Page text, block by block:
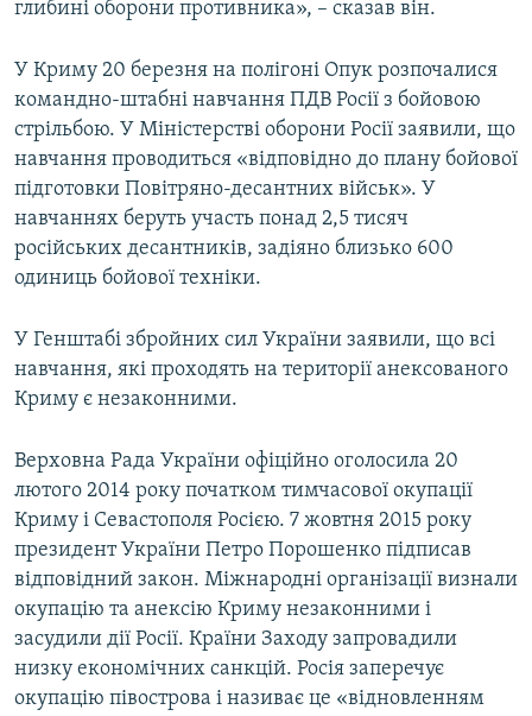
глибині оборони противника», – сказав він.
У Криму 20 березня на полігоні Опук розпочалися
командно-штабні навчання ПДВ Росії з бойовою
стрільбою. У Міністерстві оборони Росії заявили, що
навчання проводиться «відповідно до плану бойової
підготовки Повітряно-десантних військ». У
навчаннях беруть участь понад 2,5 тисяч
російських десантників, задіяно близько 600
одиниць бойової техніки.
У Генштабі збройних сил України заявили, що всі
навчання, які проходять на території анексованого
Криму є незаконними.
Верховна Рада України офіційно оголосила 20
лютого 2014 року початком тимчасової окупації
Криму і Севастополя Росією. 7 жовтня 2015 року
президент України Петро Порошенко підписав
відповідний закон. Міжнародні організації визнали
окупацію та анексію Криму незаконними і
засудили дії Росії. Країни Заходу запровадили
низку економічних санкцій. Росія заперечує
окупацію півострова і називає це «відновленням